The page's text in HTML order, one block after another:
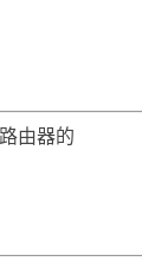
由器的